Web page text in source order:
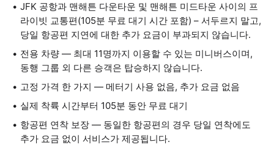
JFK 공항과 맨해튼 다운타운 및 맨해튼 미드타운 사이의 프
라이빗 교통편(105분 무료 대기 시간 포함) – 서두르지 말고,
당일 항공편 지연에 대한 추가 요금이 부과되지 않습니다.
전용 차량 — 최대 11명까지 이용할 수 있는 미니버스이며,
동행 그룹 외 다른 승객은 탑승하지 않습니다.
고정 가격 한 가지 — 메터기 사용 없음, 추가 요금 없음
실제 착륙 시간부터 105분 동안 무료 대기
항공편 연착 보장 — 동일한 항공편의 경우 당일 연착에도
추가 요금 없이 서비스가 제공됩니다.